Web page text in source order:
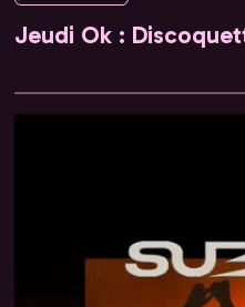
Jeudi Ok :